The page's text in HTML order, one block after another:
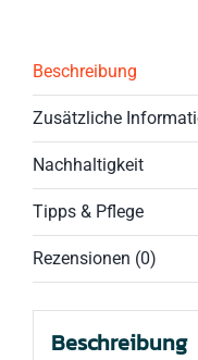
Gulden
Münze
Menge
Beschreibung
Zusätzliche
Nachhaltigkeit
Tipps & Pflege
Rezensionen (0)
Beschreibung